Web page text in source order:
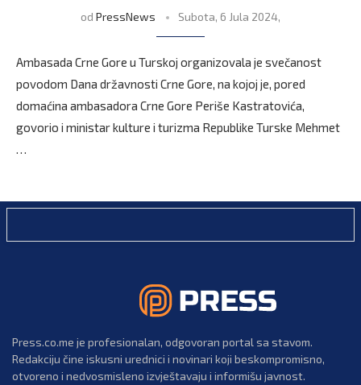
od PressNews Subota, 6 Jula 2024,
Ambasada Crne Gore u Turskoj organizovala je svečanost
povodom Dana državnosti Crne Gore, na kojoj je, pored
domaćina ambasadora Crne Gore Periše Kastratovića,
govorio i ministar kulture i turizma Republike Turske Mehmet
…
Press.co.me je profesionalan, odgovoran portal sa stavom.
Redakciju čine iskusni urednici i novinari koji beskompromisno,
otvoreno i nedvosmisleno izvještavaju i informišu javnost.